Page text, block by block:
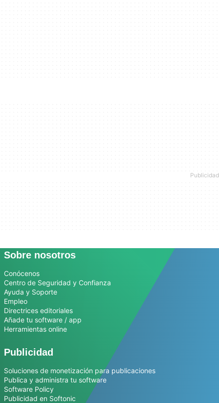
Sobre nosotros
Conócenos
Centro de Seguridad y Confianza
Ayuda y Soporte
Empleo
Directrices editoriales
Añade tu software / app
Herramientas online
Publicidad
Soluciones de monetización para publicaciones
Publica y administra tu software
Software Policy
Publicidad en Softonic